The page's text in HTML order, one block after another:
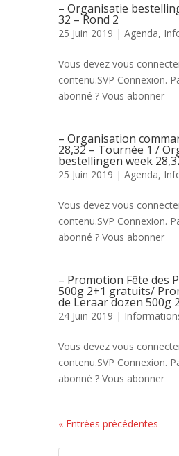
– Organisatie
32 – Rond 2
25 Juin 2019 | Agenda,
Vous devez vous
contenu.SVP Connexion.
abonné ? Vous abonner
– Organisation
28,32 – Tournée 1 /
bestellingen week
25 Juin 2019 | Agenda,
Vous devez vous
contenu.SVP Connexion.
abonné ? Vous abonner
– Promotion Fête des
500g 2+1 gratuits/
de Leraar dozen 500g
24 Juin 2019 |
Vous devez vous
contenu.SVP Connexion.
abonné ? Vous abonner
« Entrées précédentes